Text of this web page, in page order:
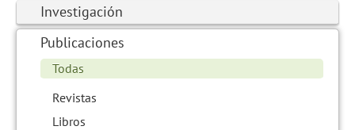
Investigación
Publicaciones
Todas
Revistas
Libros